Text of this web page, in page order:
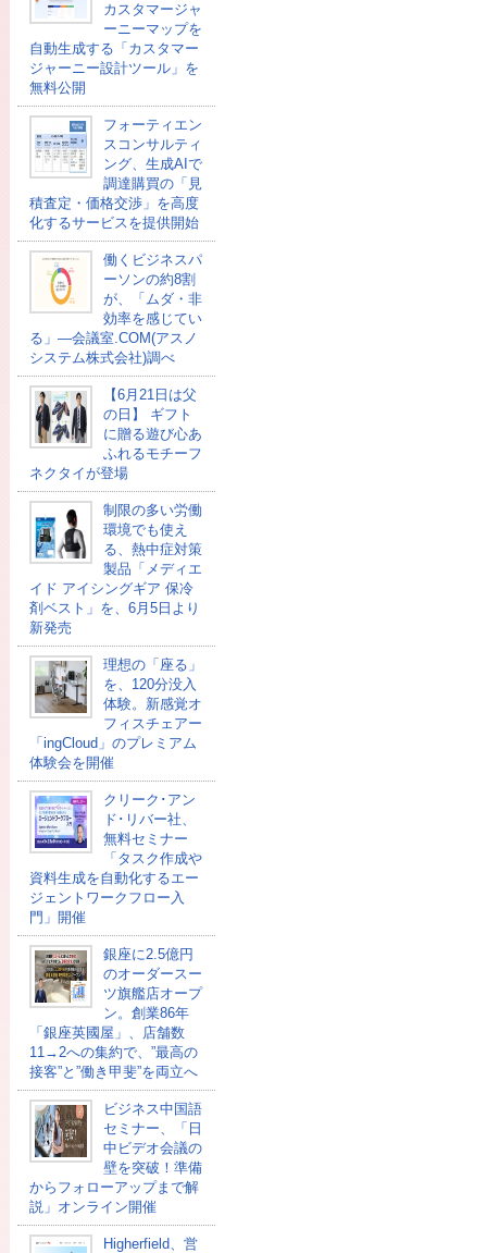
カスタマージャ
ーニーマップを
自動生成する「カスタマー
ジャーニー設計ツール」を
無料公開
フォーティエン
スコンサルティ
ング、生成AIで
調達購買の「見
積査定・価格交渉」を高度
化するサービスを提供開始
働くビジネスパ
ーソンの約8割
が、「ムダ・非
効率を感じてい
る」―会議室.COM(アスノ
システム株式会社)調べ
【6月21日は父
の日】 ギフト
に贈る遊び心あ
ふれるモチーフ
ネクタイが登場
制限の多い労働
環境でも使え
る、熱中症対策
製品「メディエ
イド アイシングギア 保冷
剤ベスト」を、6月5日より
新発売
理想の「座る」
を、120分没入
体験。新感覚オ
フィスチェアー
「ingCloud」のプレミアム
体験会を開催
クリーク･アン
ド･リバー社、
無料セミナー
「タスク作成や
資料生成を自動化するエー
ジェントワークフロー入
門」開催
銀座に2.5億円
のオーダースー
ツ旗艦店オープ
ン。創業86年
「銀座英國屋」、店舗数
11→2への集約で、”最高の
接客”と”働き甲斐”を両立へ
ビジネス中国語
セミナー、「日
中ビデオ会議の
壁を突破！準備
からフォローアップまで解
説」オンライン開催
Higherfield、営